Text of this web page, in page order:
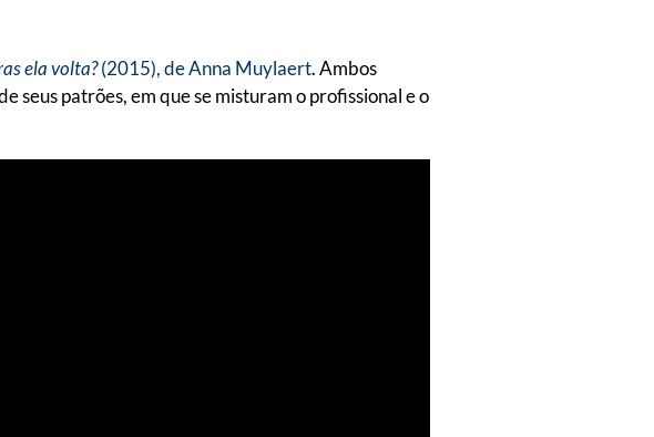
ela volta?(2015), de Anna Muylaert. Ambos
seus patrões, em que se misturam o profissional e o